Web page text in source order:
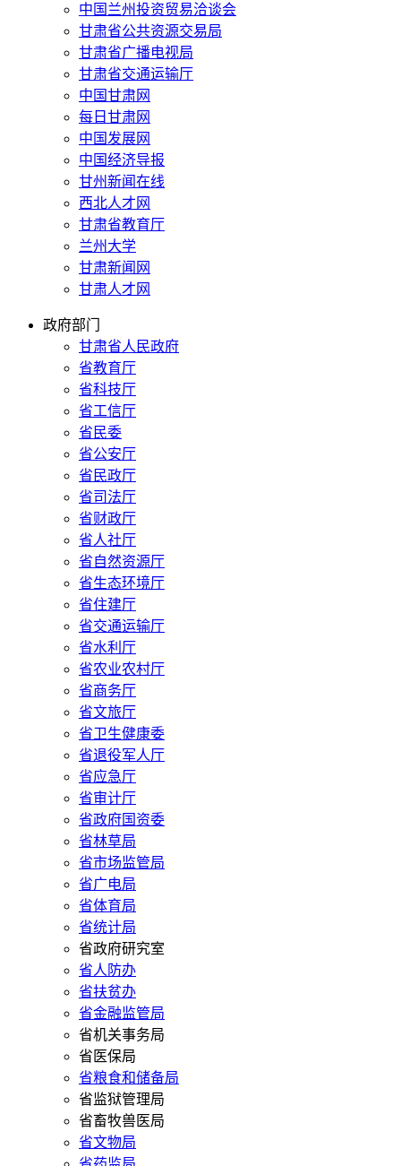
中国兰州投资贸易洽谈会
甘肃省公共资源交易局
甘肃省广播电视局
甘肃省交通运输厅
中国甘肃网
每日甘肃网
中国发展网
中国经济导报
甘州新闻在线
西北人才网
甘肃省教育厅
兰州大学
甘肃新闻网
甘肃人才网
政府部门
甘肃省人民政府
省教育厅
省科技厅
省工信厅
省民委
省公安厅
省民政厅
省司法厅
省财政厅
省人社厅
省自然资源厅
省生态环境厅
省住建厅
省交通运输厅
省水利厅
省农业农村厅
省商务厅
省文旅厅
省卫生健康委
省退役军人厅
省应急厅
省审计厅
省政府国资委
省林草局
省市场监管局
省广电局
省体育局
省统计局
省政府研究室
省人防办
省扶贫办
省金融监管局
省机关事务局
省医保局
省粮食和储备局
省监狱管理局
省畜牧兽医局
省文物局